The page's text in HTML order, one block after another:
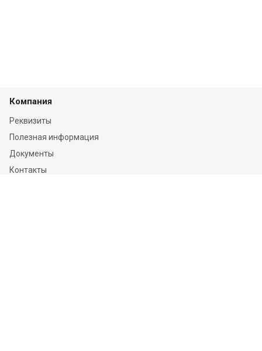
Компания
Реквизиты
Полезная информация
Документы
Контакты